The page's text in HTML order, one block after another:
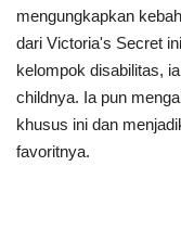
mengungkapkan
dari Victoria's Secret
kelompok disabilitas,
childnya. Ia pun
khusus ini dan
favoritnya.